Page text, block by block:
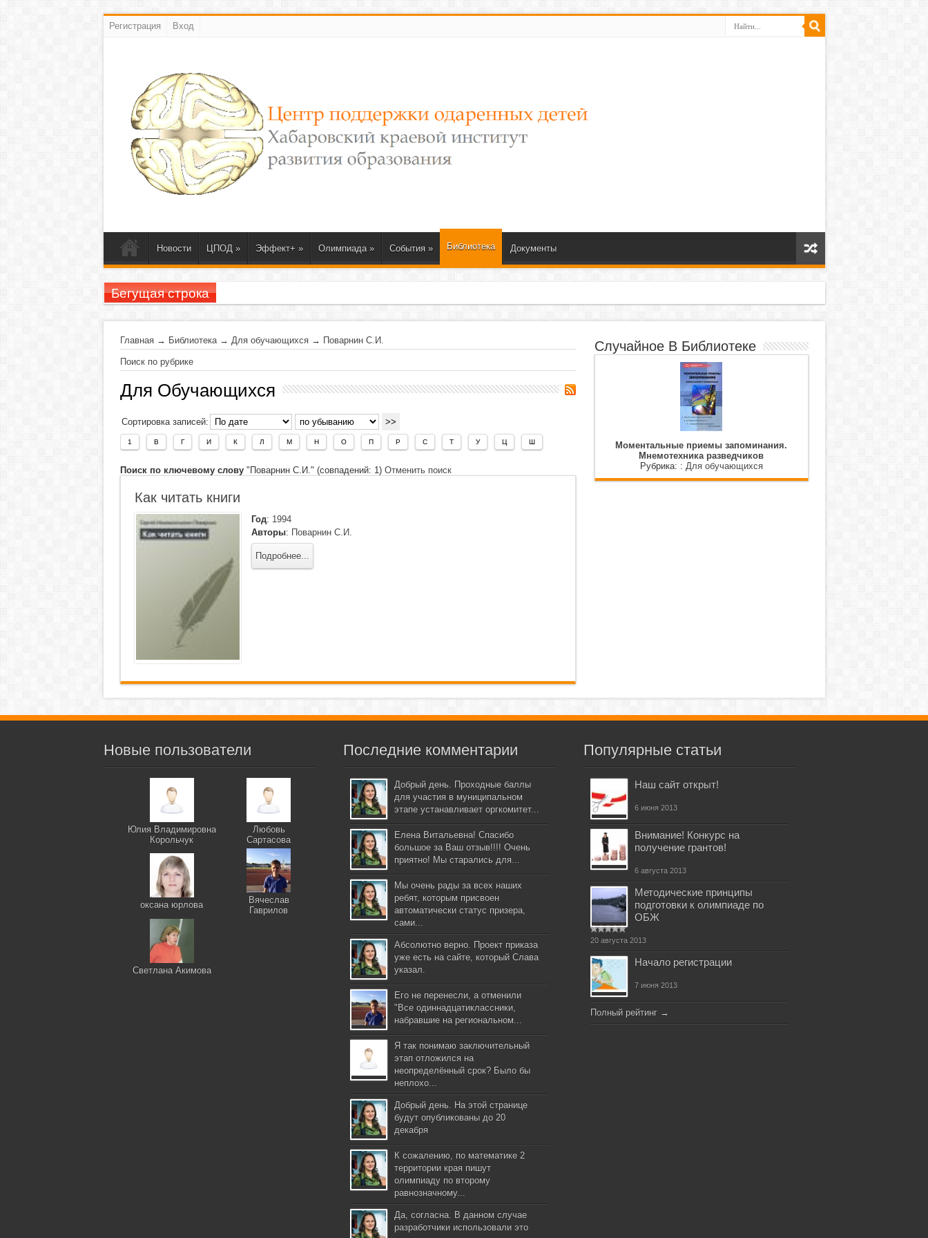
Регистрация Вход
Новости ЦПОД » Эффект+ » Олимпиада » События » Библиотека Документы
Бегущая строка
Главная→ Библиотека→ Для обучающихся→ Поварнин С.И.
Поиск по рубрике
Для Обучающихся
Сортировка записей:
1 В Г И К Л М Н О П Р С Т У Ц Ш
Поиск по ключевому слову"Поварнин С.И." (совпадений: 1) Отменить поиск
Как читать книги
Год: 1994
Авторы: Поварнин С.И.
Подробнее...
Случайное В Библиотеке
Моментальные приемы запоминания.
Мнемотехника разведчиков
Рубрика: : Для обучающихся
Новые пользователи
Юлия Владимировна
Корольчук
Любовь
Сартасова
оксана юрлова
Вячеслав
Гаврилов
Светлана Акимова
Последние комментарии
Добрый день. Проходные баллы
для участия в муниципальном
этапе устанавливает оргкомитет...
Елена Витальевна! Спасибо
большое за Ваш отзыв!!!! Очень
приятно! Мы старались для...
Мы очень рады за всех наших
ребят, которым присвоен
автоматически статус призера,
сами...
Абсолютно верно. Проект приказа
уже есть на сайте, который Слава
указал.
Его не перенесли, а отменили
"Все одиннадцатиклассники,
набравшие на региональном...
Я так понимаю заключительный
этап отложился на
неопределённый срок? Было бы
неплохо...
Добрый день. На этой странице
будут опубликованы до 20
декабря
К сожалению, по математике 2
территории края пишут
олимпиаду по второму
равнозначному...
Да, согласна. В данном случае
разработчики использовали это
Популярные статьи
Наш сайт открыт!
6 июня 2013
Внимание! Конкурс на
получение грантов!
6 августа 2013
Методические принципы
подготовки к олимпиаде по
ОБЖ
20 августа 2013
Начало регистрации
7 июня 2013
Полный рейтинг →